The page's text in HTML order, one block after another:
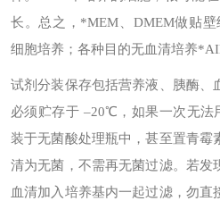
长。总之，*MEM、DMEM做贴壁
细胞培养；各种目的无血清培养
试剂分装保存包括营养液、胰酶、
必须贮存于 –20℃，如果一次无法
装于无菌酸处理瓶中，甚至置青霉
清为无菌，不需再无菌过滤。若发
血清加入培养基内一起过滤，勿直